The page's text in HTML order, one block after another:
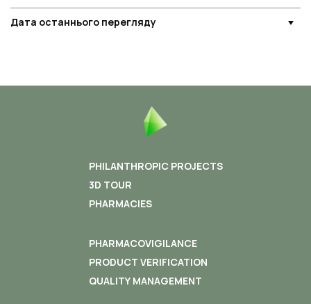
Дата останнього перегляду
PHILANTHROPIC PROJECTS
3D TOUR
PHARMACIES
PHARMACOVIGILANCE
PRODUCT VERIFICATION
QUALITY MANAGEMENT